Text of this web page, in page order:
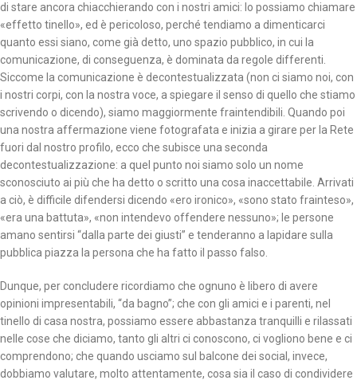
di stare ancora chiacchierando con i nostri amici: lo possiamo chiamare
«effetto tinello», ed è pericoloso, perché tendiamo a dimenticarci
quanto essi siano, come già detto, uno spazio pubblico, in cui la
comunicazione, di conseguenza, è dominata da regole differenti.
Siccome la comunicazione è decontestualizzata (non ci siamo noi, con
i nostri corpi, con la nostra voce, a spiegare il senso di quello che stiamo
scrivendo o dicendo), siamo maggiormente fraintendibili. Quando poi
una nostra affermazione viene fotografata e inizia a girare per la Rete
fuori dal nostro profilo, ecco che subisce una seconda
decontestualizzazione: a quel punto noi siamo solo un nome
sconosciuto ai più che ha detto o scritto una cosa inaccettabile. Arrivati
a ciò, è difficile difendersi dicendo «ero ironico», «sono stato frainteso»,
«era una battuta», «non intendevo offendere nessuno»; le persone
amano sentirsi “dalla parte dei giusti” e tenderanno a lapidare sulla
pubblica piazza la persona che ha fatto il passo falso.
Dunque, per concludere ricordiamo che ognuno è libero di avere
opinioni impresentabili, “da bagno”; che con gli amici e i parenti, nel
tinello di casa nostra, possiamo essere abbastanza tranquilli e rilassati
nelle cose che diciamo, tanto gli altri ci conoscono, ci vogliono bene e ci
comprendono; che quando usciamo sul balcone dei social, invece,
dobbiamo valutare, molto attentamente, cosa sia il caso di condividere